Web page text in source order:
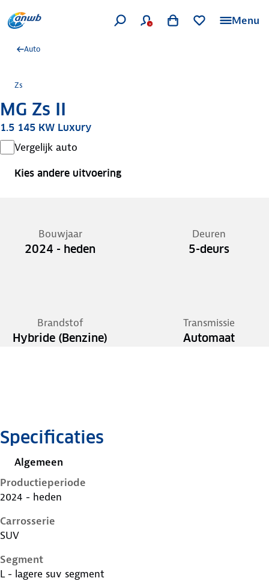
Menu
Auto
Zs
MG Zs II
1.5 145 KW Luxury
Vergelijk auto
Kies andere uitvoering
Bouwjaar
2024 - heden
Deuren
5-deurs
Brandstof
Hybride (Benzine)
Transmissie
Automaat
Specificaties
Algemeen
Productieperiode
2024 - heden
Carrosserie
SUV
Segment
L - lagere suv segment